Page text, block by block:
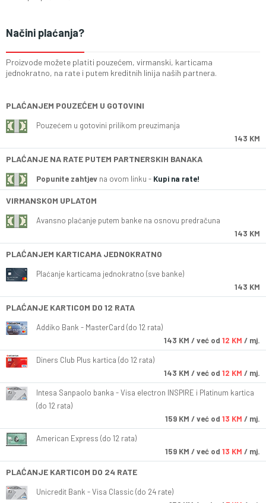
Načini plaćanja?
Proizvode možete platiti pouzećem, virmanski, karticama
jednokratno, na rate i putem kreditnih linija naših partnera.
PLAĆANJEM POUZEĆEM U GOTOVINI
Pouzećem u gotovini prilikom preuzimanja
143 KM
PLAĆANJE NA RATE PUTEM PARTNERSKIH BANAKA
Popunite zahtjev na ovom linku - Kupi na rate!
VIRMANSKOM UPLATOM
Avansno plaćanje putem banke na osnovu predračuna
143 KM
PLAĆANJEM KARTICAMA JEDNOKRATNO
Plaćanje karticama jednokratno (sve banke)
143 KM
PLAĆANJE KARTICOM DO 12 RATA
Addiko Bank - MasterCard (do 12 rata)
143 KM / već od 12 KM / mj.
Diners Club Plus kartica (do 12 rata)
143 KM / već od 12 KM / mj.
Intesa Sanpaolo banka - Visa electron INSPIRE i Platinum kartica
(do 12 rata)
159 KM / već od 13 KM / mj.
American Express (do 12 rata)
159 KM / već od 13 KM / mj.
PLAĆANJE KARTICOM DO 24 RATE
Unicredit Bank - Visa Classic (do 24 rate)